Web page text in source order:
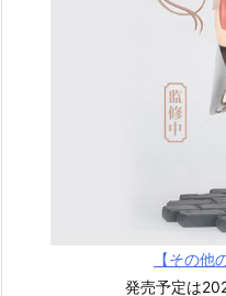
【その他
発売予定は